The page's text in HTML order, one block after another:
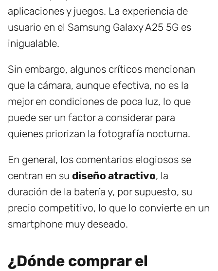
aplicaciones y juegos. La experiencia de
usuario en el Samsung Galaxy A25 5G es
inigualable.
Sin embargo, algunos críticos mencionan
que la cámara, aunque efectiva, no es la
mejor en condiciones de poca luz, lo que
puede ser un factor a considerar para
quienes priorizan la fotografía nocturna.
En general, los comentarios elogiosos se
centran en su diseño atractivo, la
duración de la batería y, por supuesto, su
precio competitivo, lo que lo convierte en un
smartphone muy deseado.
¿Dónde comprar el